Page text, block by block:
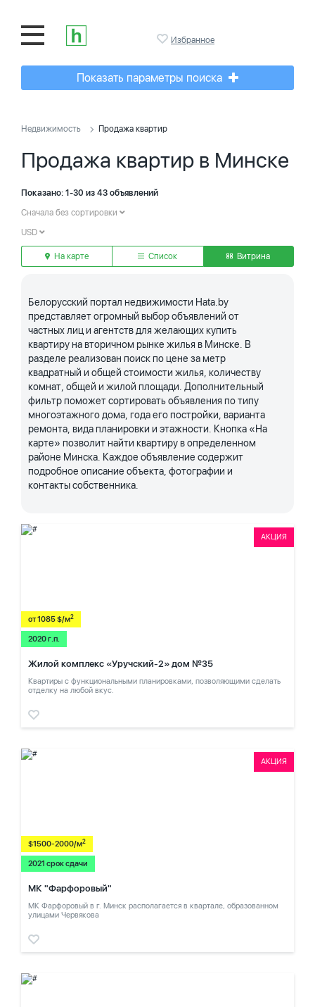
Избранное
Показать параметры поиска
Недвижимость Продажа квартир
Продажа квартир в Минске
Показано: 1-30 из 43 объявлений
Сначала без сортировки
USD
На карте Список Витрина
Белорусский портал недвижимости Hata.by
представляет огромный выбор объявлений от
частных лиц и агентств для желающих купить
квартиру на вторичном рынке жилья в Минске. В
разделе реализован поиск по цене за метр
квадратный и общей стоимости жилья, количеству
комнат, общей и жилой площади. Дополнительный
фильтр поможет сортировать объявления по типу
многоэтажного дома, года его постройки, варианта
ремонта, вида планировки и этажности. Кнопка «На
карте» позволит найти квартиру в определенном
районе Минска. Каждое объявление содержит
подробное описание объекта, фотографии и
контакты собственника.
АКЦИЯ
от 1085 $/м2
2020 г.п.
Жилой комплекс «Уручский-2» дом №35
Квартиры с функциональными планировками, позволяющими сделать
отделку на любой вкус.
АКЦИЯ
$1500-2000/м2
2021 срок сдачи
МК "Фарфоровый"
МК Фарфоровый в г. Минск располагается в квартале, образованном
улицами Червякова